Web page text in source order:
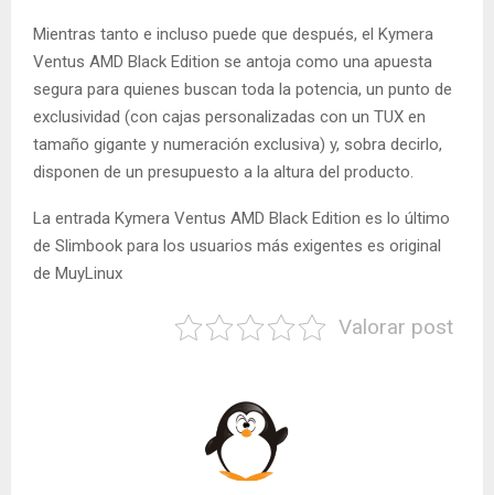
Mientras tanto e incluso puede que después, el Kymera
Ventus AMD Black Edition se antoja como una apuesta
segura para quienes buscan toda la potencia, un punto de
exclusividad (con cajas personalizadas con un TUX en
tamaño gigante y numeración exclusiva) y, sobra decirlo,
disponen de un presupuesto a la altura del producto.
La entrada Kymera Ventus AMD Black Edition es lo último
de Slimbook para los usuarios más exigentes es original
de MuyLinux
Valorar post